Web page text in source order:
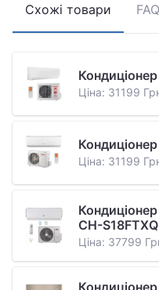
Схожі товари FAQ
Ціна: 31199
Ціна: 31199
CH-
Ціна: 37799